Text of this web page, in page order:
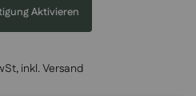
Aktivieren
inkl.Versand